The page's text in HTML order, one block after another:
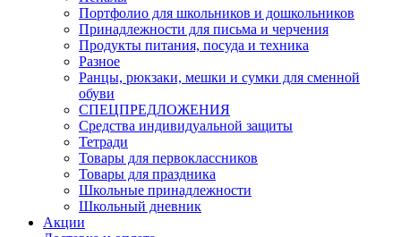
Портфолио для школьников и дошкольников
Принадлежности для письма и черчения
Продукты питания, посуда и техника
Разное
Ранцы, рюкзаки, мешки и сумки для сменной
обуви
СПЕЦПРЕДЛОЖЕНИЯ
Средства индивидуальной защиты
Тетради
Товары для первоклассников
Товары для праздника
Школьные принадлежности
Школьный дневник
Акции